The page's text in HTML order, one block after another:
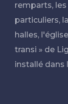
remparts,
particuliers,
halles,
transi » de
installé dans